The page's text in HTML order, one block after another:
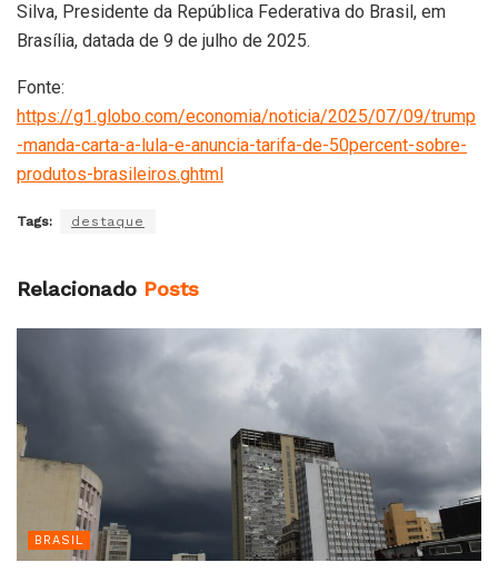
Silva, Presidente da República Federativa do Brasil, em
Brasília, datada de 9 de julho de 2025.
Fonte:
https://g1.globo.com/economia/noticia/2025/07/09/trump
-manda-carta-a-lula-e-anuncia-tarifa-de-50percent-sobre-
produtos-brasileiros.ghtml
Tags: destaque
Relacionado Posts
BRASIL